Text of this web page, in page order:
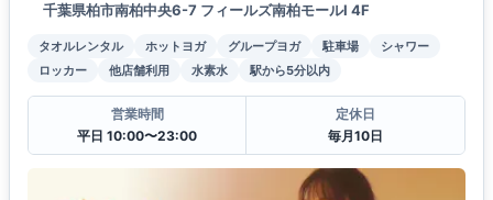
千葉県柏市南柏中央6-7 フィールズ南柏モールⅠ 4F
タオルレンタル ホットヨガ グループヨガ 駐車場
シャワー
ロッカー
他店舗利用 水素水 駅から5分以内
営業時間
平日 10:00〜23:00
定休日
毎月10日